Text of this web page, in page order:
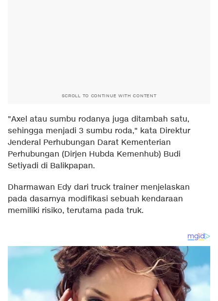
SCROLL TO CONTINUE WITH CONTENT
"Axel atau sumbu rodanya juga ditambah satu,
sehingga menjadi 3 sumbu roda," kata Direktur
Jenderal Perhubungan Darat Kementerian
Perhubungan (Dirjen Hubda Kemenhub) Budi
Setiyadi di Balikpapan.
Dharmawan Edy dari truck trainer menjelaskan
pada dasarnya modifikasi sebuah kendaraan
memiliki risiko, terutama pada truk.